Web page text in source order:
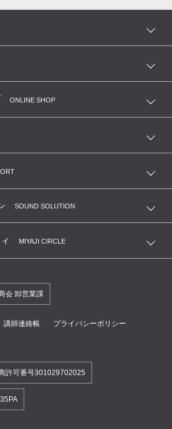
毛替
盤楽器）
クラブ
ポートクラブ
ONLINE SHOP
SOUND SOLUTION
MIYAJI CIRCLE
会 卸営業課
講師連絡帳 プライバシーポリシー
許可番号301029702025